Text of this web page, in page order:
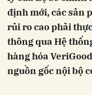
định mới, các sản
rủi ro cao phải
thông qua Hệ
hàng hóa
nguồn gốc nội bộ